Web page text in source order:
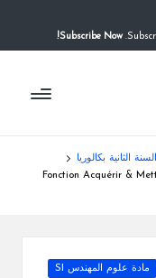
Subscribe Now!
السنة الثانية بكالوريا
Fonction Acquérir &
مادة علوم المهندس SI